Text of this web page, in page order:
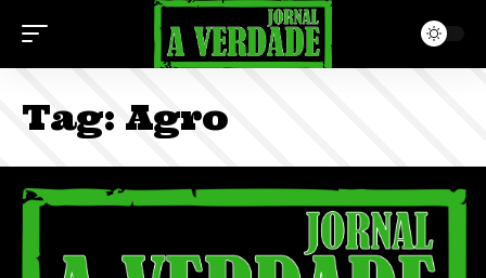
Tag: Agro